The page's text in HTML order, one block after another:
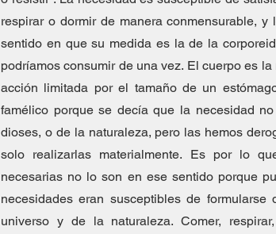
respirar o dormir de manera conmensurable,
sentido en que su medida es la de la
podríamos consumir de una vez. El cuerpo es
acción limitada por el tamaño de un
famélico porque se decía que la necesidad
dioses, o de la naturaleza, pero las hemos
solo realizarlas materialmente. Es por lo
necesarias no lo son en ese sentido porque
necesidades eran susceptibles de
universo y de la naturaleza. Comer,